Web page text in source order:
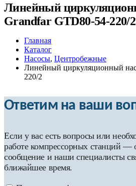
Линейный
Grandfar GTD80-54-220/2
Главная
Каталог
Насосы, Центробежные
Линейный циркуляционный
220/2
Ответим на ваши
Если у вас есть вопросы или
работе компрессорных станций —
сообщение и наши специалисты
ближайшее время.